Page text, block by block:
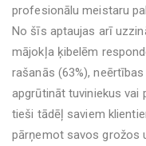
profesionālu meistaru
No šīs aptaujas arī
mājokļa ķibelēm
rašanās (63%),
apgrūtināt tuviniekus vai
tieši tādēļ saviem
pārņemot savos grožos